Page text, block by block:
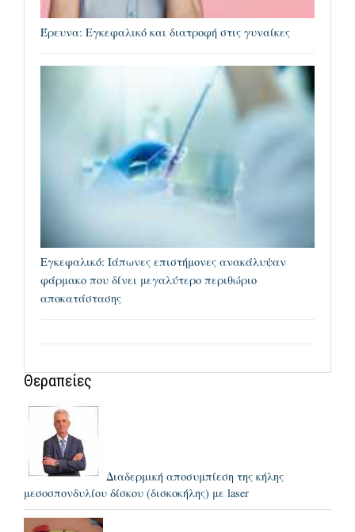
Έρευνα: Εγκεφαλικό και διατροφή στις γυναίκες
Εγκεφαλικό: Ιάπωνες επιστήμονες ανακάλυψαν
φάρμακο που δίνει μεγαλύτερο περιθώριο
αποκατάστασης
Θεραπείες
Διαδερμική αποσυμπίεση της κήλης
μεσοσπονδυλίου δίσκου (δισκοκήλης) με laser